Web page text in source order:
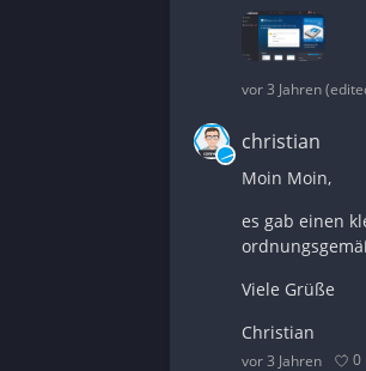
vor 3 Jahren
christian
Moin Moin,
es gab einen
Viele Grüße
Christian
vor 3 Jahren 0